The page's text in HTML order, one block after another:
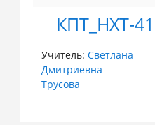
КПТ_НХТ-41
Учитель: Светлана
Дмитриевна
Трусова